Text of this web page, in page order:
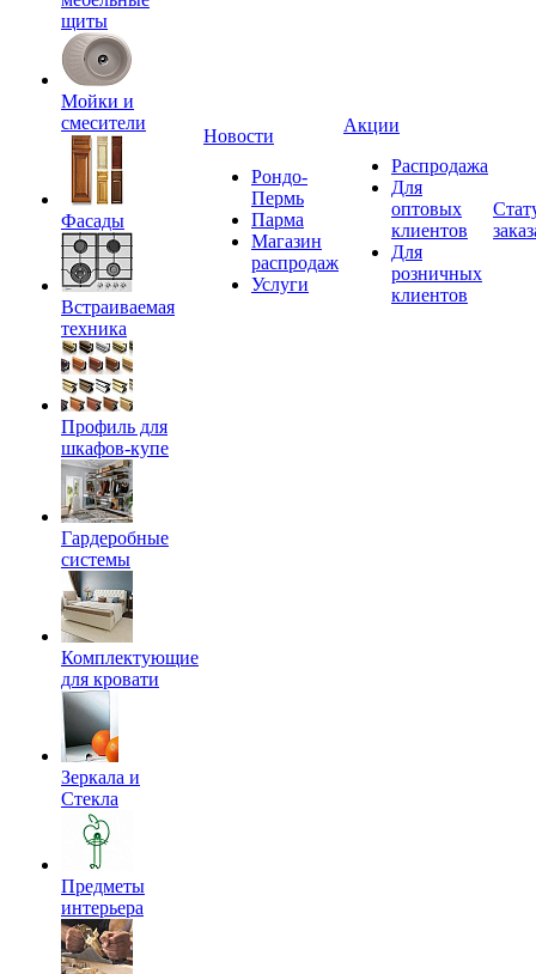
щиты
Мойки и
смесители
Фасады
Встраиваемая
техника
Профиль для
шкафов-купе
Гардеробные
системы
Комплектующие
для кровати
Зеркала и
Стекла
Предметы
интерьера
Новости
Рондо-
Пермь
Парма
Магазин
распродаж
Услуги
Акции
Распродажа
Для
оптовых
клиентов
Для
розничных
клиентов